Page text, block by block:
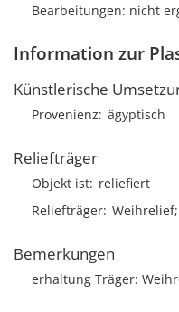
Bearbeitungen: nicht
Information zur
Künstlerische
Provenienz ägyptisch
Reliefträger
Objekt ist reliefiert
Reliefträger
Bemerkungen
erhaltung Träger: